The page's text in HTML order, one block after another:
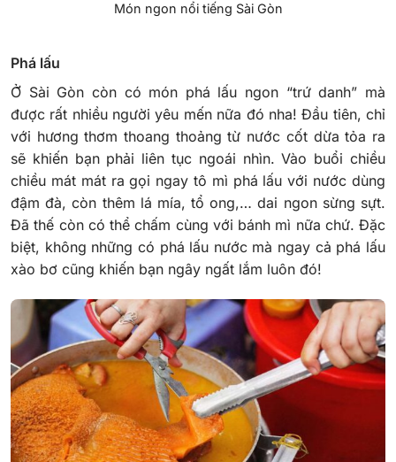
Món ngon nổi tiếng Sài Gòn
Phá lấu
Ở Sài Gòn còn có món phá lấu ngon “trứ danh” mà
được rất nhiều người yêu mến nữa đó nha! Đầu tiên, chỉ
với hương thơm thoang thoảng từ nước cốt dừa tỏa ra
sẽ khiến bạn phải liên tục ngoái nhìn.Vào buổi chiều
chiều mát mát ra gọi ngay tô mì phá lấu với nước dùng
đậm đà, còn thêm lá mía, tổ ong,… dai ngon sừng sựt.
Đã thế còn có thể chấm cùng với bánh mì nữa chứ. Đặc
biệt, không những có phá lấu nước mà ngay cả phá lấu
xào bơ cũng khiến bạn ngây ngất lắm luôn đó!